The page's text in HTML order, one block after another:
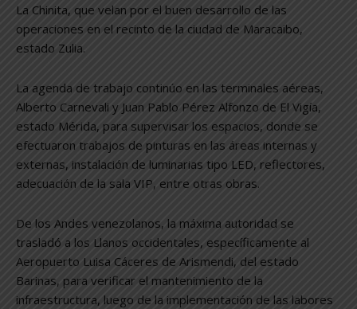
La Chinita, que velan por el buen desarrollo de las
operaciones en el recinto de la ciudad de Maracaibo,
estado Zulia.
La agenda de trabajo continúo en las terminales aéreas,
Alberto Carnevali y Juan Pablo Pérez Alfonzo de El Vigía,
estado Mérida, para supervisar los espacios, donde se
efectuaron trabajos de pinturas en las áreas internas y
externas, instalación de luminarias tipo LED, reflectores,
adecuación de la sala VIP, entre otras obras.
De los Andes venezolanos, la máxima autoridad se
trasladó a los Llanos occidentales, específicamente al
Aeropuerto Luisa Cáceres de Arismendi, del estado
Barinas, para verificar el mantenimiento de la
infraestructura, luego de la implementación de las labores